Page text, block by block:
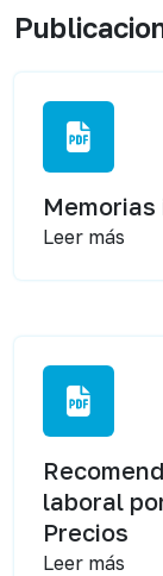
Leer más
laboral
Precios
Leer más